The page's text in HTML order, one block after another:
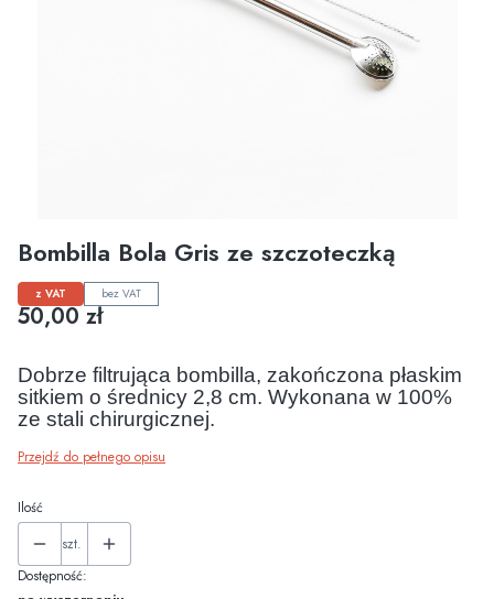
Bombilla Bola Gris ze szczoteczką
z VAT bez VAT
Cena
50,00 zł
Dobrze filtrująca bombilla, zakończona płaskim
sitkiem o średnicy 2,8 cm. Wykonana w 100%
ze stali chirurgicznej.
Przejdź do pełnego opisu
Ilość
szt.
Dostępność: